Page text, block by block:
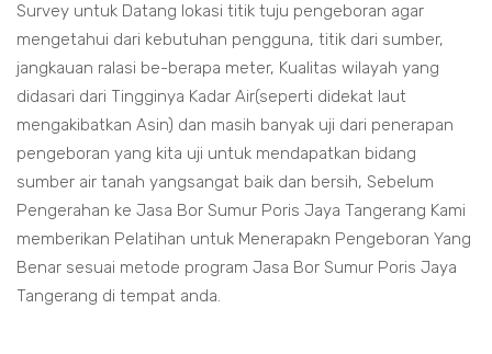
Survey untuk Datang lokasi titik tuju pengeboran agar
mengetahui dari kebutuhan pengguna, titik dari sumber,
jangkauan ralasi be-berapa meter, Kualitas wilayah yang
didasari dari Tingginya Kadar Air(seperti didekat laut
mengakibatkan Asin) dan masih banyak uji dari penerapan
pengeboran yang kita uji untuk mendapatkan bidang
sumber air tanah yangsangat baik dan bersih, Sebelum
Pengerahan ke Jasa Bor Sumur Poris Jaya Tangerang Kami
memberikan Pelatihan untuk Menerapakn Pengeboran Yang
Benar sesuai metode program Jasa Bor Sumur Poris Jaya
Tangerang di tempat anda.